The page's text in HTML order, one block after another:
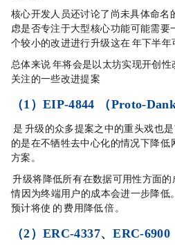
核心开发人员还讨论了尚未具体命名的
虑是否专注于大型核心功能（可能需要
个较小的改进进行升级（这在 2024 年下半年
总体来说， 2024 年将会是以太坊实现开
关注的一些改进提案：
（1）EIP-4844 （Proto-
EIP-484 是 Dencun 升级的众多提案之中的重头
的是在不牺牲去中心化的情况下，降低L2网络
方案。
Dencun 升级将降低所有L2在数据可用性方
情，因为终端用户的成本会进一步降低。
预计将使 rollup 的 gas 费用降低 100 倍。
（2）ERC-4337、ERC-6900